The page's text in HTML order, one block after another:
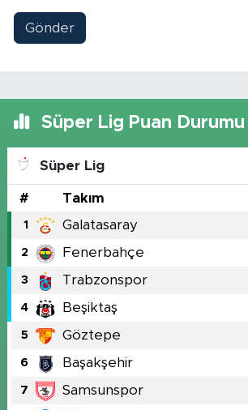
Gönder
Süper Lig Puan Durumu
Süper Lig
# Takım
1 Galatasaray
2 Fenerbahçe
3 Trabzonspor
4 Beşiktaş
5 Göztepe
6 Başakşehir
7 Samsunspor